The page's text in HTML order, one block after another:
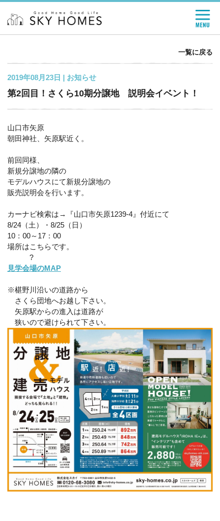
一覧に戻る
2019年08月23日 | お知らせ
第2回目！さくら10期分譲地 説明会イベント！
山口市矢原
朝田神社、矢原駅近く。
前回同様、
新規分譲地の隣の
モデルハウスにて新規分譲地の
販売説明会を行います。
カーナビ検索は→『山口市矢原1239-4』付近にて
8/24（土）・8/25（日）
10：00～17：00
場所はこちらです。
?
見学会場のMAP
※椹野川沿いの道路から
さくら団地へお越し下さい。
矢原駅からの進入は道路が
狭いので避けられて下さい。